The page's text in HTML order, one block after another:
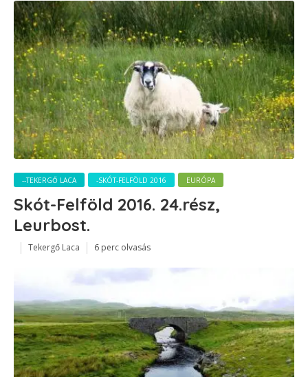
--TEKERGŐ LACA -SKÓT-FELFÖLD 2016 EURÓPA
Skót-Felföld 2016. 24.rész,
Leurbost.
Tekergő Laca 6 perc olvasás